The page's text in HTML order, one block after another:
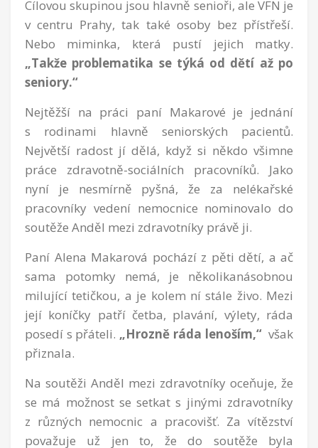
Cílovou skupinou jsou hlavně senioři, ale VFN je
v centru Prahy, tak také osoby bez přístřeší.
Nebo miminka, která pustí jejich matky.
„Takže problematika se týká od dětí až po
seniory.“
Nejtěžší na práci paní Makarové je jednání
s rodinami hlavně seniorských pacientů.
Největší radost jí dělá, když si někdo všimne
práce zdravotně-sociálních pracovníků. Jako
nyní je nesmírně pyšná, že za nelékařské
pracovníky vedení nemocnice nominovalo do
soutěže Anděl mezi zdravotníky právě ji.
Paní Alena Makarová pochází z pěti dětí, a ač
sama potomky nemá, je několikanásobnou
milující tetičkou, a je kolem ní stále živo. Mezi
její koníčky patří četba, plavání, výlety, ráda
posedí s přáteli. „Hrozně ráda lenoším,“ však
přiznala.
Na soutěži Anděl mezi zdravotníky oceňuje, že
se má možnost se setkat s jinými zdravotníky
z různých nemocnic a pracovišť. Za vítězství
považuje už jen to, že do soutěže byla